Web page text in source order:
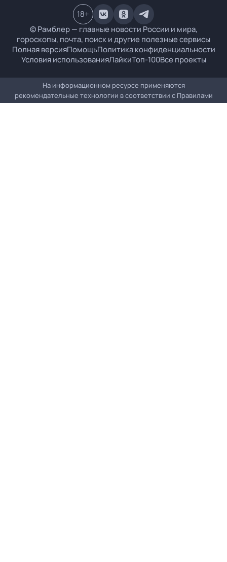
© Рамблер — главные новости России и мира,
гороскопы, почта, поиск и другие полезные сервисы
Полная версияПомощьПолитика конфиденциальности
Условия использованияЛайкиТоп-100Все проекты
18+
На информационном ресурсе применяются
рекомендательные технологии в соответствии с Правилами